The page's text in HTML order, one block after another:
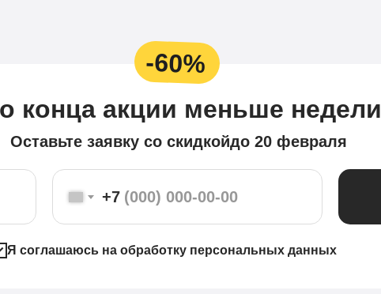
+7
Оставьте заявку со скидкойдо 20 февраля
конца акции меньше недели
-60%
Я соглашаюсь на обработку персональных данных